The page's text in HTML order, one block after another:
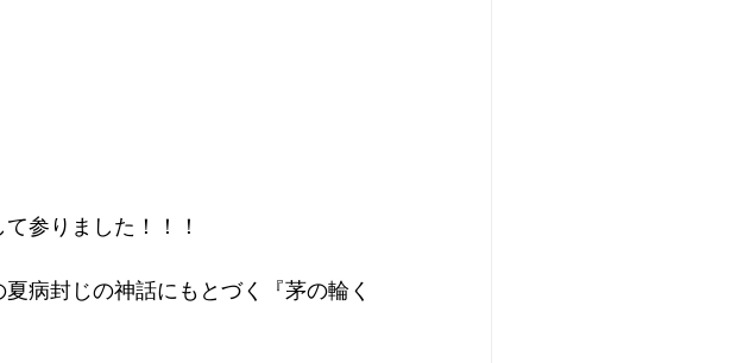
参りました！！！
病封じの神話にもとづく『茅の輪く